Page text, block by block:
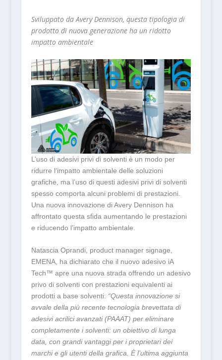
Sviluppato da Avery Dennison, questa tipologia di
prodotto di nuova generazione ha un ridotto
impatto ambientale
L’uso di adesivi privi di solventi è un modo per
ridurre l’impatto ambientale delle soluzioni
grafiche, ma l’uso di questi adesivi privi di solventi
spesso comporta alcuni problemi di prestazioni.
Una nuova innovazione di Avery Dennison ha
affrontato questa sfida aumentando le prestazioni
e riducendo l’impatto ambientale.
Natascia Oprandi, product manager signage,
EMENA, ha dichiarato che il nuovo adesivo iA
Tech™ apre una nuova strada offrendo un adesivo
privo di solventi con prestazioni equivalenti ai
prodotti a base solventi: “Questa innovazione si
avvale della più recente tecnologia brevettata di
adesivi acrilici avanzati (PAAAT) per eliminare
completamente i solventi: un obiettivo di lunga
data, con grandi vantaggi per i proprietari dei
marchi e gli utenti della grafica. È l’ultima aggiunta